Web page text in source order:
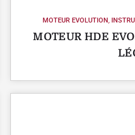
MOTEUR EVOLUTION,
MOTEUR HDE